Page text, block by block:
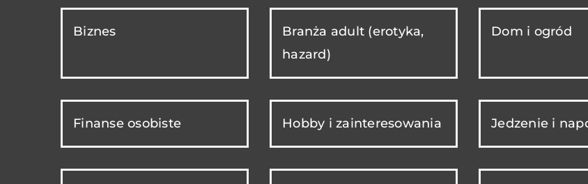
Biznes
Branża adult (erotyka,
hazard)
Dom i ogród
Finanse osobiste Hobby i zainteresowania Jedzenie i